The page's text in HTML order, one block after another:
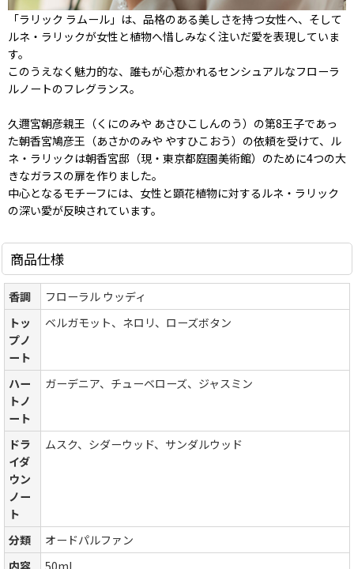
「ラリック ラムール」は、品格のある美しさを持つ女性へ、そして
ルネ・ラリックが女性と植物へ惜しみなく注いだ愛を表現していま
す。
このうえなく魅力的な、誰もが心惹かれるセンシュアルなフローラ
ルノートのフレグランス。
久邇宮朝彦親王（くにのみや あさひこしんのう）の第8王子であっ
た朝香宮鳩彦王（あさかのみや やすひこおう）の依頼を受けて、ル
ネ・ラリックは朝香宮邸（現・東京都庭園美術館）のために4つの大
きなガラスの扉を作りました。
中心となるモチーフには、女性と顕花植物に対するルネ・ラリック
の深い愛が反映されています。
商品仕様
香調
フローラル ウッディ
トッ
プノ
ート
ベルガモット、ネロリ、ローズボタン
ハー
トノ
ート
ガーデニア、チューベローズ、ジャスミン
ドラ
イダ
ウン
ノー
ト
ムスク、シダーウッド、サンダルウッド
分類
オードパルファン
内容
50mL